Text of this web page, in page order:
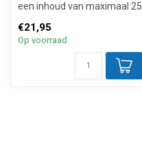
een inhoud van maximaal 25
€21,95
Op voorraad